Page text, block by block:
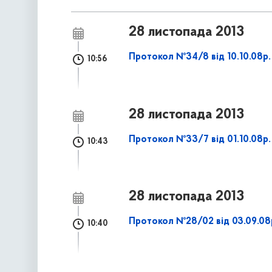
28 листопада 2013
10:56 Протокол №34/8 від 10.10.08р.
28 листопада 2013
10:43 Протокол №33/7 від 01.10.08р.
28 листопада 2013
10:40 Протокол №28/02 від